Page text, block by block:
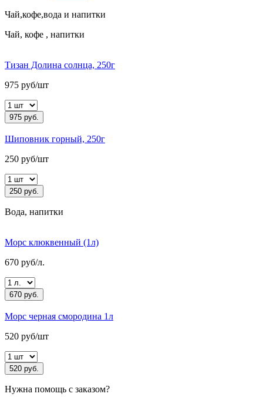
Чай,кофе,вода и напитки
Чай, кофе , напитки
Тизан Долина солнца, 250г
975 руб/шт
975 руб.
Шиповник горный, 250г
250 руб/шт
250 руб.
Вода, напитки
Морс клюквенный (1л)
670 руб/л.
670 руб.
Морс черная смородина 1л
520 руб/шт
520 руб.
Нужна помощь с заказом?